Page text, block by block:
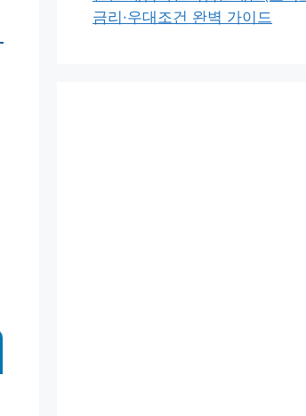
금리·우대조건 완벽 가이드